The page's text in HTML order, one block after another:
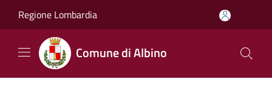
Regione Lombardia
Comune di Albino